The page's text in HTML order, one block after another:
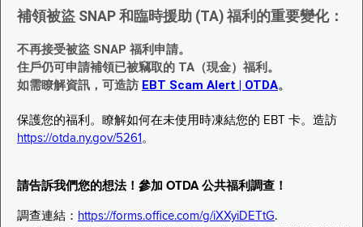
補領被盜 SNAP 和臨時援助 (TA) 福利的重要變化：
不再接受被盜 SNAP 福利申請。
住戶仍可申請補領已被竊取的 TA（現金）福利。
如需瞭解資訊，可造訪 EBT Scam Alert | OTDA。
保護您的福利。瞭解如何在未使用時凍結您的 EBT 卡。造訪
https://otda.ny.gov/5261 。
請告訴我們您的想法！參加 OTDA 公共福利調查！
調查連結： https://forms.office.com/g/iXXyiDETtG.